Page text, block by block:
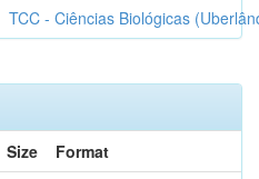
TCC - Ciências Biológicas
Size
Format